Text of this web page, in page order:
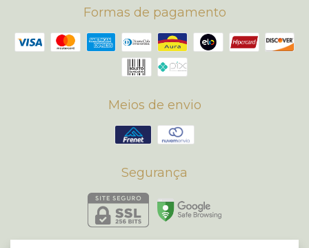
Formas de pagamento
Meios de envio
Segurança